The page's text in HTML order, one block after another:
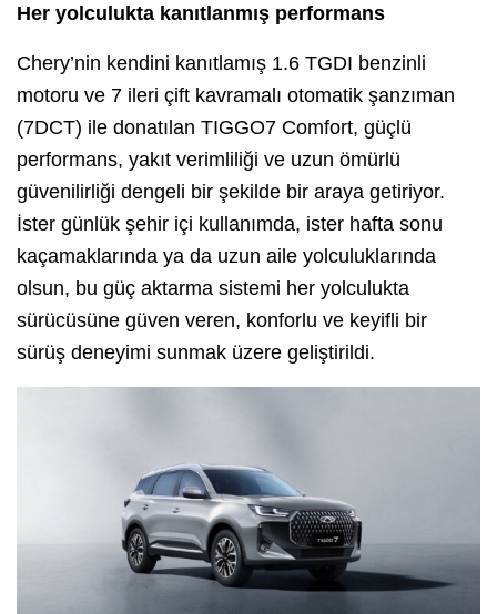
Her yolculukta kanıtlanmış performans
Chery’nin kendini kanıtlamış 1.6 TGDI benzinli
motoru ve 7 ileri çift kavramalı otomatik şanzıman
(7DCT) ile donatılan TIGGO7 Comfort, güçlü
performans, yakıt verimliliği ve uzun ömürlü
güvenilirliği dengeli bir şekilde bir araya getiriyor.
İster günlük şehir içi kullanımda, ister hafta sonu
kaçamaklarında ya da uzun aile yolculuklarında
olsun, bu güç aktarma sistemi her yolculukta
sürücüsüne güven veren, konforlu ve keyifli bir
sürüş deneyimi sunmak üzere geliştirildi.